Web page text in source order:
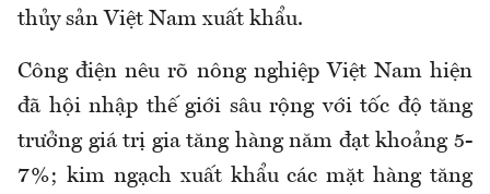
thủy sản Việt Nam xuất khẩu.
Công điện nêu rõ nông nghiệp Việt Nam hiện
đã hội nhập thế giới sâu rộng với tốc độ tăng
trưởng giá trị gia tăng hàng năm đạt khoảng 5-
7%; kim ngạch xuất khẩu các mặt hàng tăng